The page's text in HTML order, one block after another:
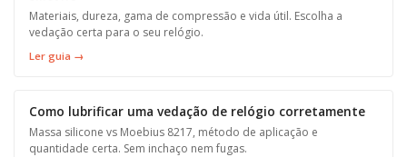
Materiais, dureza, gama de compressão e vida útil. Escolha a
vedação certa para o seu relógio.
Ler guia →
Como lubrificar uma vedação de relógio corretamente
Massa silicone vs Moebius 8217, método de aplicação e
quantidade certa. Sem inchaço nem fugas.